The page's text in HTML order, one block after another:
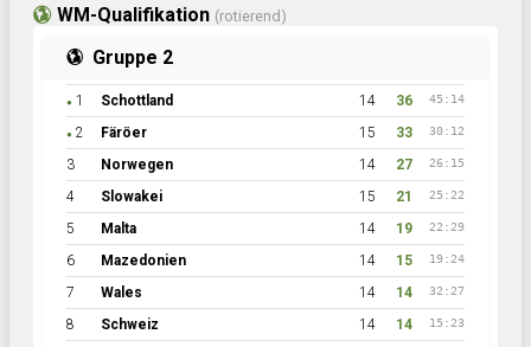
WM-Qualifikation (rotierend)
Gruppe 2
● 1 Schottland 14 36 45:14
● 2 Färöer 15 33 30:12
3 Norwegen 14 27 26:15
4 Slowakei 15 21 25:22
5 Malta 14 19 22:29
6 Mazedonien 14 15 19:24
7 Wales 14 14 32:27
8 Schweiz 14 14 15:23